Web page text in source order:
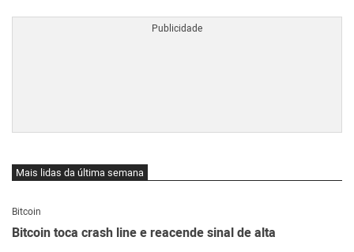
Mais lidas da última semana
Bitcoin
Bitcoin toca crash line e reacende sinal de alta